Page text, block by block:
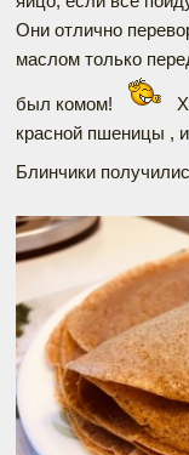
Они отлично
маслом только
был комом!
красной пшеницы ,
Блинчики